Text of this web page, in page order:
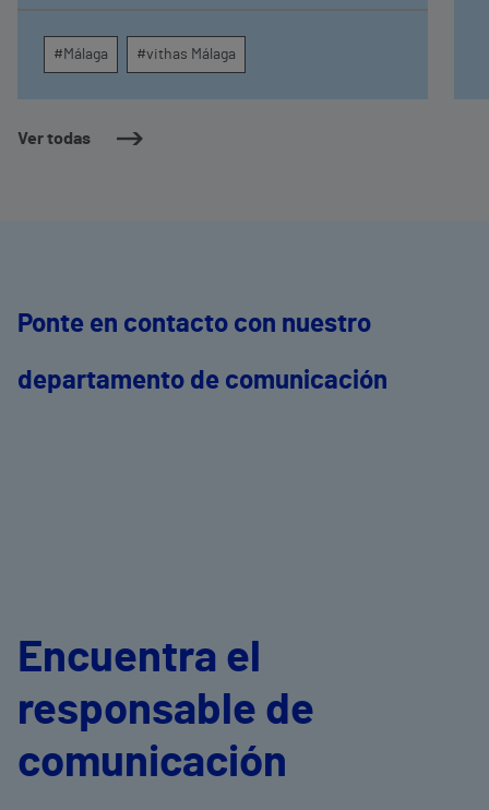
Ver todas
provincia dispara un 140% las intervenciones
quirúrgicas ambulatorias y un 7% las consultas
como oftalmología, aparato digestivo,
#Málaga #vithas Málaga
Ponte en contacto con nuestro
departamento de comunicación
Encuentra el
responsable de
comunicación